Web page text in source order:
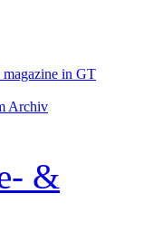
in GT
Archiv